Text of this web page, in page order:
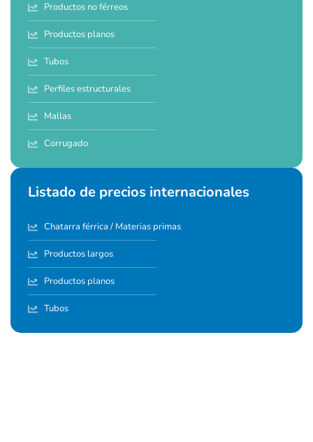
Productos no férreos
Productos planos
Tubos
Perfiles estructurales
Mallas
Corrugado
Listado de precios internacionales
Chatarra férrica / Materias primas
Productos largos
Productos planos
Tubos